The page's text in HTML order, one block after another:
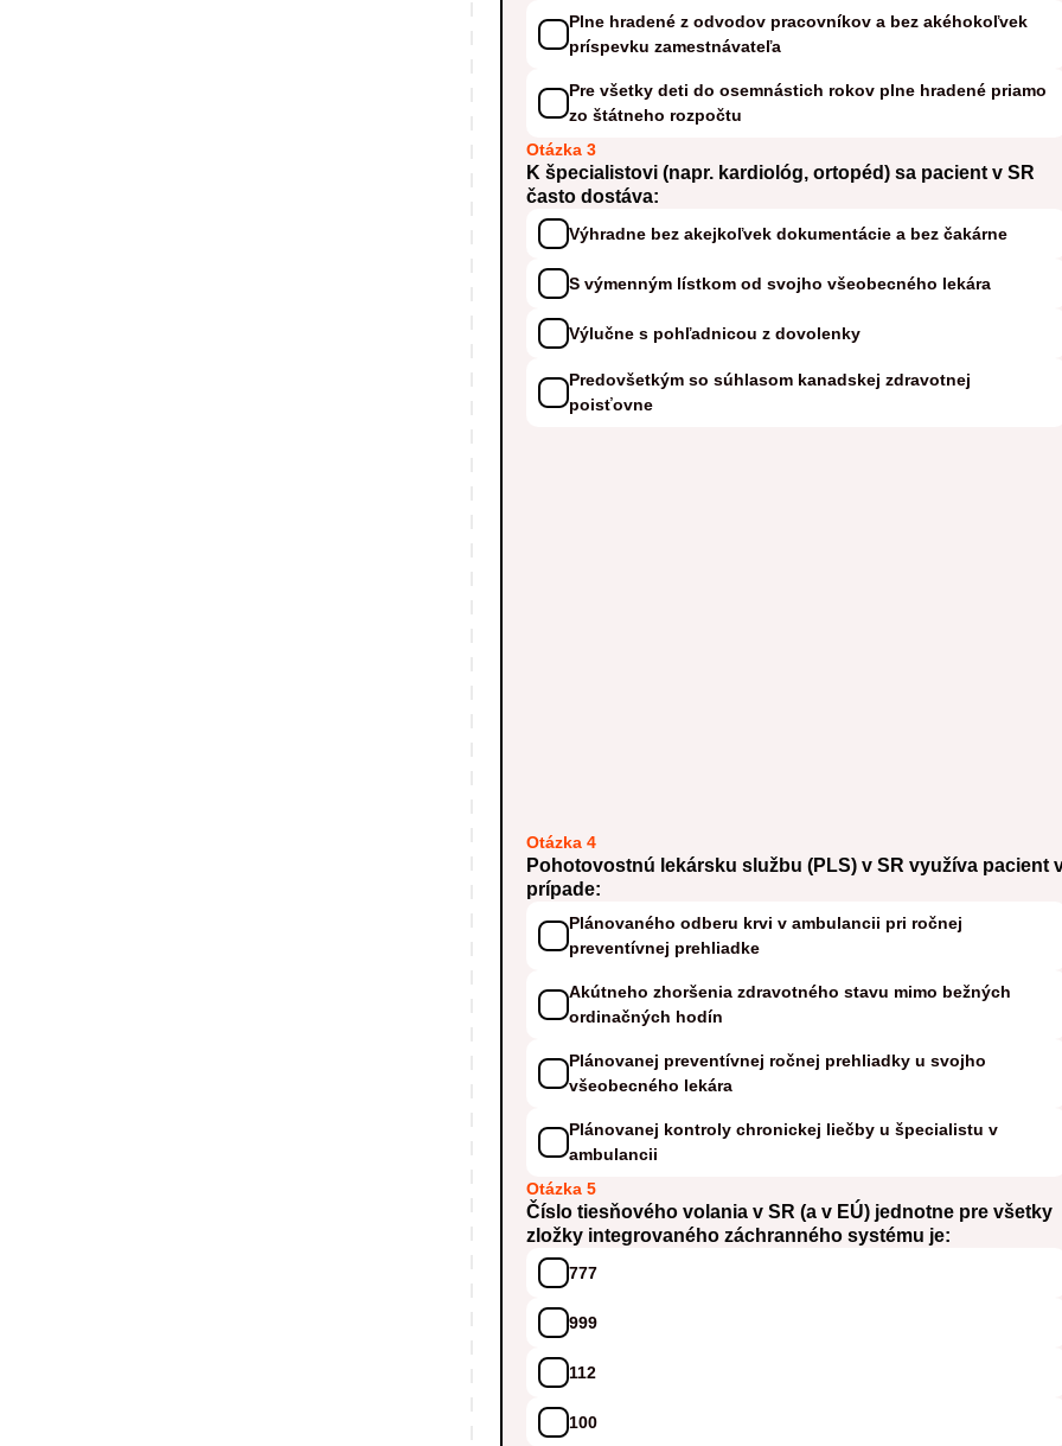
Plne hradené z odvodov pracovníkov a bez akéhokoľvek
príspevku zamestnávateľa
Pre všetky deti do osemnástich rokov plne hradené priamo
zo štátneho rozpočtu
Otázka 3
K špecialistovi (napr. kardiológ, ortopéd) sa pacient v SR
často dostáva:
Výhradne bez akejkoľvek dokumentácie a bez čakárne
S výmenným lístkom od svojho všeobecného lekára
Výlučne s pohľadnicou z dovolenky
Predovšetkým so súhlasom kanadskej zdravotnej
poisťovne
Otázka 4
Pohotovostnú lekársku službu (PLS) v SR využíva pacient
prípade:
Plánovaného odberu krvi v ambulancii pri ročnej
preventívnej prehliadke
Akútneho zhoršenia zdravotného stavu mimo bežných
ordinačných hodín
Plánovanej preventívnej ročnej prehliadky u svojho
všeobecného lekára
Plánovanej kontroly chronickej liečby u špecialistu v
ambulancii
Otázka 5
Číslo tiesňového volania v SR (a v EÚ) jednotne pre všetky
zložky integrovaného záchranného systému je:
777
999
112
100